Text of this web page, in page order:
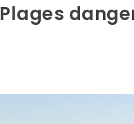
Plages